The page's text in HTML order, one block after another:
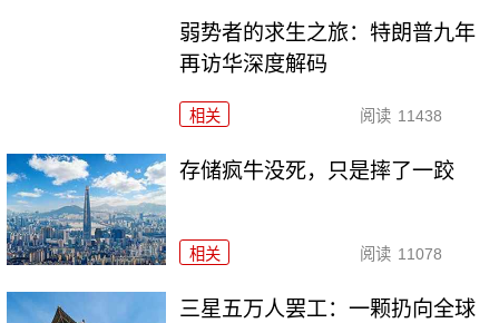
弱势者的求生之旅：特朗普九年
再访华深度解码
相关 阅读 11438
存储疯牛没死，只是摔了一跤
相关 阅读 11078
三星五万人罢工：一颗扔向全球